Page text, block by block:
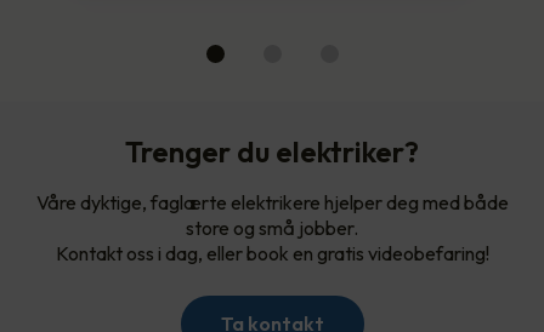
Trenger du elektriker?
Våre dyktige, faglærte elektrikere hjelper deg med både
store og små jobber.
Kontakt oss i dag, eller book en gratis videobefaring!
Ta kontakt